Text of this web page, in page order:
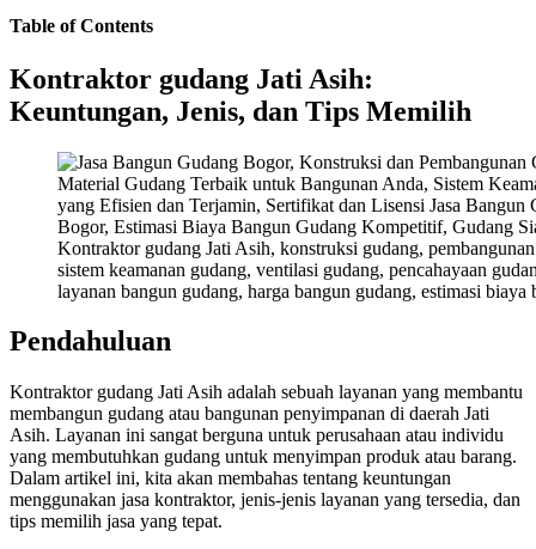
Table of Contents
Kontraktor gudang Jati Asih:
Keuntungan, Jenis, dan Tips Memilih
Kontraktor gudang Jati Asih, konstruksi gudang,
sistem keamanan gudang, ventilasi gudang, pencahayaan
layanan bangun gudang, harga bangun gudang, estimasi
Pendahuluan
Kontraktor gudang Jati Asih adalah sebuah layanan yang membantu
membangun gudang atau bangunan penyimpanan di daerah Jati
Asih. Layanan ini sangat berguna untuk perusahaan atau individu
yang membutuhkan gudang untuk menyimpan produk atau barang.
Dalam artikel ini, kita akan membahas tentang keuntungan
menggunakan jasa kontraktor, jenis-jenis layanan yang tersedia, dan
tips memilih jasa yang tepat.